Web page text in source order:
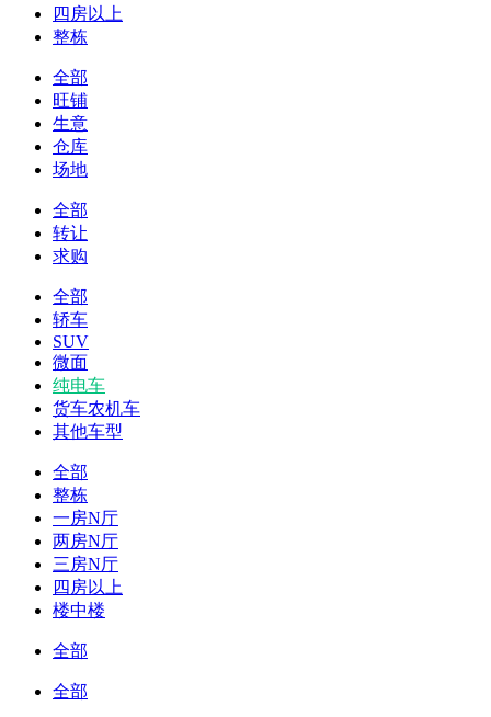
四房以上
整栋
全部
旺铺
生意
仓库
场地
全部
转让
求购
全部
轿车
SUV
微面
纯电车
货车农机车
其他车型
全部
整栋
一房N厅
两房N厅
三房N厅
四房以上
楼中楼
全部
全部